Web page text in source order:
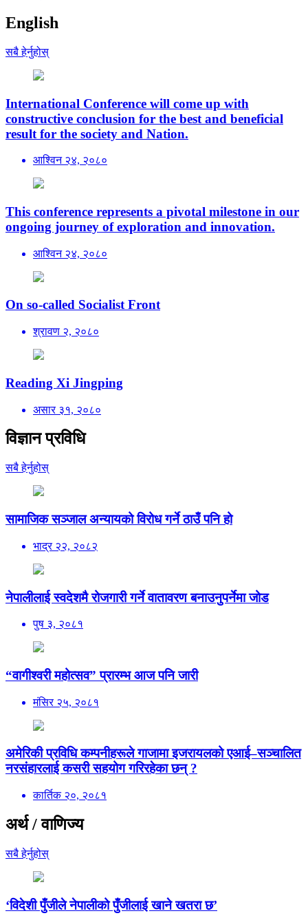
English
सबै हेर्नुहोस्
International Conference will come up with
constructive conclusion for the best and beneficial
result for the society and Nation.
आश्विन २४, २०८०
This conference represents a pivotal milestone in our
ongoing journey of exploration and innovation.
आश्विन २४, २०८०
On so-called Socialist Front
श्रावण २, २०८०
Reading Xi Jingping
असार ३१, २०८०
विज्ञान प्रविधि
सबै हेर्नुहोस्
सामाजिक सञ्जाल अन्यायको विरोध गर्ने ठाउँ पनि हो
भाद्र २२, २०८२
नेपालीलाई स्वदेशमै रोजगारी गर्ने वातावरण बनाउनुपर्नेमा जोड
पुष ३, २०८१
“वागीश्वरी महोत्सव” प्रारम्भ आज पनि जारी
मंसिर २५, २०८१
अमेरिकी प्रविधि कम्पनीहरूले गाजामा इजरायलको एआई–सञ्चालित
नरसंहारलाई कसरी सहयोग गरिरहेका छन् ?
कार्तिक २०, २०८१
अर्थ / वाणिज्य
सबै हेर्नुहोस्
‘विदेशी पुँजीले नेपालीको पुँजीलाई खाने खतरा छ’